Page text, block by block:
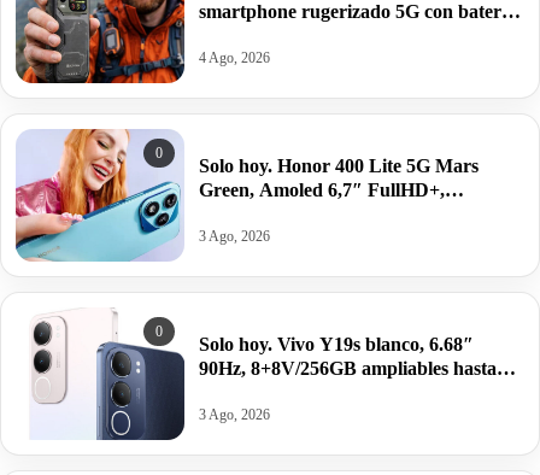
smartphone rugerizado 5G con batería
216,95€.
4 Ago, 2026
0
Solo hoy. Honor 400 Lite 5G Mars
Green, Amoled 6,7″ FullHD+,
por 168,20€.
3 Ago, 2026
0
Solo hoy. Vivo Y19s blanco, 6.68″
90Hz, 8+8V/256GB ampliables hasta
5150mAh/44W por 84,91€.
3 Ago, 2026